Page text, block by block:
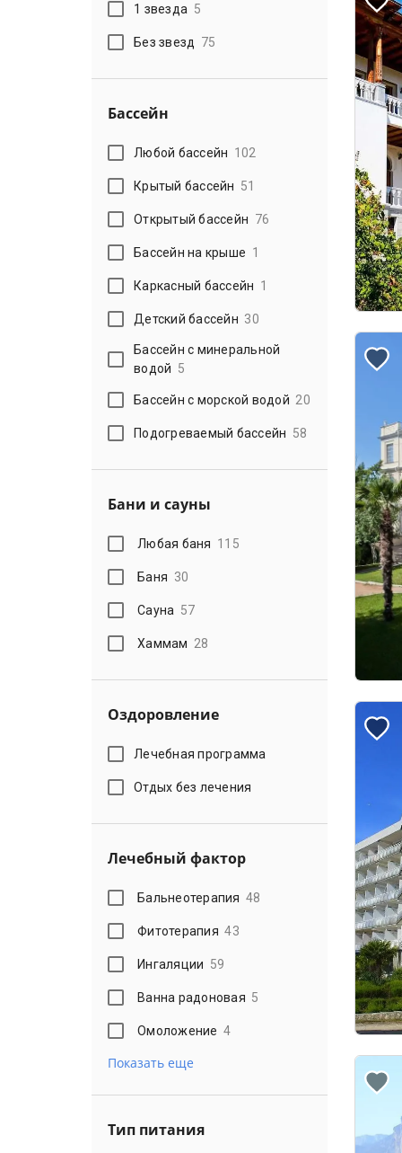
1 звезда 5
Без звезд 75
Бассейн
Любой бассейн 102
Крытый бассейн 51
Открытый бассейн 76
Бассейн на крыше 1
Каркасный бассейн 1
Детский бассейн 30
Бассейн с минеральной
водой 5
Бассейн с морской водой 20
Подогреваемый бассейн 58
Бани и сауны
Любая баня 115
Баня 30
Сауна 57
Хаммам 28
Оздоровление
Лечебная программа
Отдых без лечения
Лечебный фактор
Бальнеотерапия 48
Фитотерапия 43
Ингаляции 59
Ванна радоновая 5
Омоложение 4
Показать еще
Тип питания